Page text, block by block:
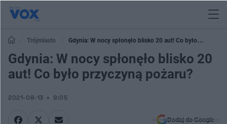
Trójmiasto
Gdynia: W nocy spłonęło blisko 20 aut! Co było
przyczyną pożaru?
Gdynia: W nocy spłonęło blisko 20
aut! Co było przyczyną pożaru?
2021-08-13 9:05
Dodaj do Google